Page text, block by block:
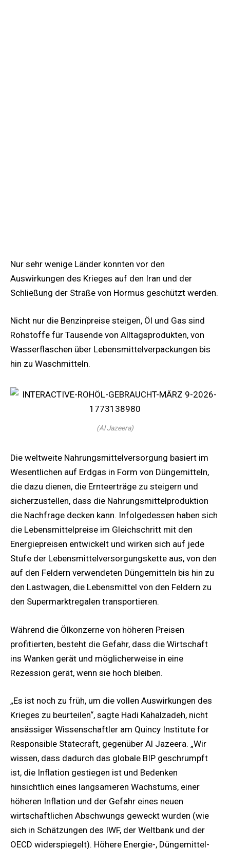
Nur sehr wenige Länder konnten vor den
Auswirkungen des Krieges auf den Iran und der
Schließung der Straße von Hormus geschützt werden.
Nicht nur die Benzinpreise steigen, Öl und Gas sind
Rohstoffe für Tausende von Alltagsprodukten, von
Wasserflaschen über Lebensmittelverpackungen bis
hin zu Waschmitteln.
(Al Jazeera)
Die weltweite Nahrungsmittelversorgung basiert im
Wesentlichen auf Erdgas in Form von Düngemitteln,
die dazu dienen, die Ernteerträge zu steigern und
sicherzustellen, dass die Nahrungsmittelproduktion
die Nachfrage decken kann. Infolgedessen haben sich
die Lebensmittelpreise im Gleichschritt mit den
Energiepreisen entwickelt und wirken sich auf jede
Stufe der Lebensmittelversorgungskette aus, von den
auf den Feldern verwendeten Düngemitteln bis hin zu
den Lastwagen, die Lebensmittel von den Feldern zu
den Supermarktregalen transportieren.
Während die Ölkonzerne von höheren Preisen
profitierten, besteht die Gefahr, dass die Wirtschaft
ins Wanken gerät und möglicherweise in eine
Rezession gerät, wenn sie hoch bleiben.
„Es ist noch zu früh, um die vollen Auswirkungen des
Krieges zu beurteilen“, sagte Hadi Kahalzadeh, nicht
ansässiger Wissenschaftler am Quincy Institute for
Responsible Statecraft, gegenüber Al Jazeera. „Wir
wissen, dass dadurch das globale BIP geschrumpft
ist, die Inflation gestiegen ist und Bedenken
hinsichtlich eines langsameren Wachstums, einer
höheren Inflation und der Gefahr eines neuen
wirtschaftlichen Abschwungs geweckt wurden (wie
sich in Schätzungen des IWF, der Weltbank und der
OECD widerspiegelt). Höhere Energie-, Düngemittel-